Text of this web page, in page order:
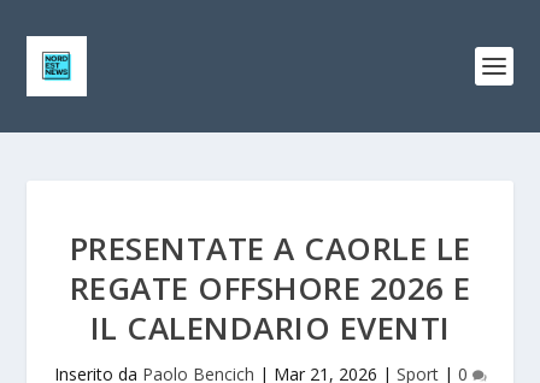
PRESENTATE A CAORLE LE
REGATE OFFSHORE 2026 E
IL CALENDARIO EVENTI
Inserito da Paolo Bencich | Mar 21, 2026 | Sport| 0